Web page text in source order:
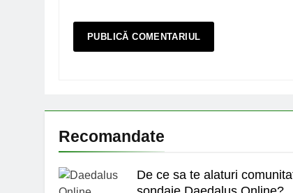
Recomandate
De ce sa te alaturi